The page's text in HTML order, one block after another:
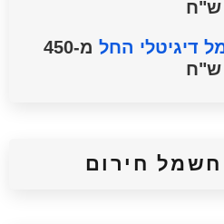
ש"ח
דיגיטלי החל
מ-450
ש"ח
חשמל חירום